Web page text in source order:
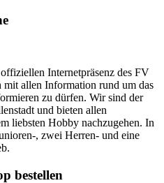
Internetpräsenz des FV
allen Information rund um das
zu dürfen. Wir sind der
und bieten allen
liebsten Hobby nachzugehen. In
, zwei Herren- und eine
bestellen